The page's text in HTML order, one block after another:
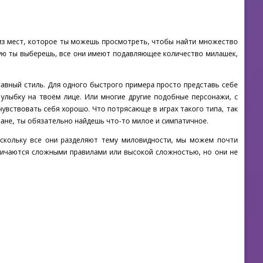
мест, которое ты можешь просмотреть, чтобы найти множество
ты выберешь, все они имеют подавляющее количество милашек,
стиль. Для одного быстрого примера просто представь себе
на твоём лице. Или многие другие подобные персонажи, с
себя хорошо. Что потрясающе в играх такого типа, так
ты обязательно найдешь что-то милое и симпатичное.
все они разделяют тему миловидности, мы можем почти
сложными правилами или высокой сложностью, но они не